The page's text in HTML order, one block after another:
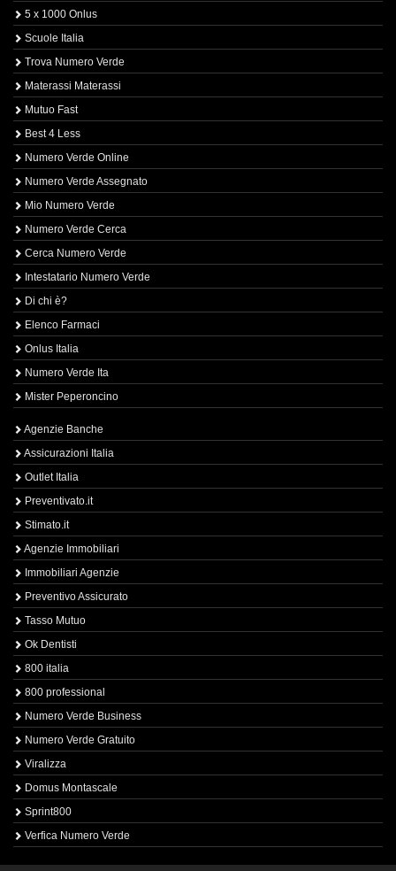
5 x 1000 Onlus
Scuole Italia
Trova Numero Verde
Materassi Materassi
Mutuo Fast
Best 4 Less
Numero Verde Online
Numero Verde Assegnato
Mio Numero Verde
Numero Verde Cerca
Cerca Numero Verde
Intestatario Numero Verde
Di chi è?
Elenco Farmaci
Onlus Italia
Numero Verde Ita
Mister Peperoncino
Agenzie Banche
Assicurazioni Italia
Outlet Italia
Preventivato.it
Stimato.it
Agenzie Immobiliari
Immobiliari Agenzie
Preventivo Assicurato
Tasso Mutuo
Ok Dentisti
800 italia
800 professional
Numero Verde Business
Numero Verde Gratuito
Viralizza
Domus Montascale
Sprint800
Verfica Numero Verde